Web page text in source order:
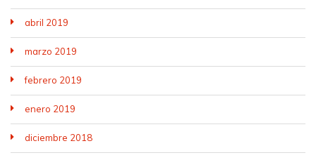
abril 2019
marzo 2019
febrero 2019
enero 2019
diciembre 2018